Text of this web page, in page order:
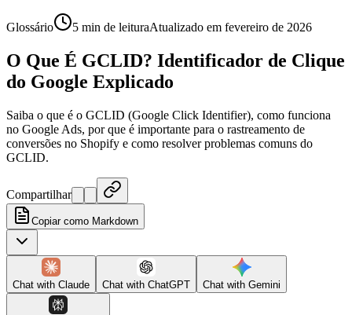
Glossário 5 min de leituraAtualizado em fevereiro de 2026
O Que É GCLID? Identificador de Clique
do Google Explicado
Saiba o que é o GCLID (Google Click Identifier), como funciona
no Google Ads, por que é importante para o rastreamento de
conversões no Shopify e como resolver problemas comuns do
GCLID.
Compartilhar
Copiar como Markdown
Chat with Claude Chat with ChatGPT Chat with Gemini